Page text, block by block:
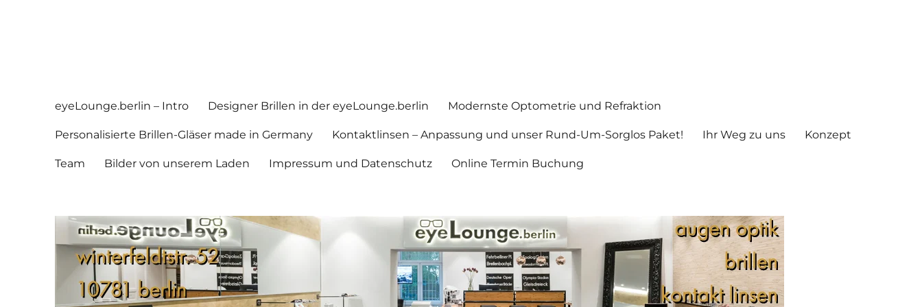
eyeLounge.berlin – Intro Designer Brillen in der eyeLounge.berlin Modernste Optometrie und Refraktion
Personalisierte Brillen-Gläser made in Germany Kontaktlinsen – Anpassung und unser Rund-Um-Sorglos Paket! Ihr Weg zu uns Konzept
Team Bilder von unserem Laden Impressum und Datenschutz Online Termin Buchung